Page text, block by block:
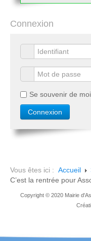
Connexion
Se souvenir de moi
Vous êtes ici : Accueil
C’est la rentrée pour
Copyright © 2020 Mairie